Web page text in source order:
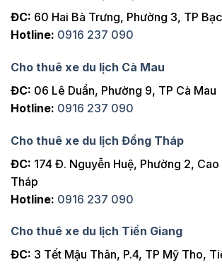
ĐC: 60 Hai Bà Trưng, Phường 3, TP
Hotline: 0916 237 090
Cho thuê xe du lịch Cà Mau
ĐC: 06 Lê Duẩn, Phường 9, TP Cà Mau
Hotline: 0916 237 090
Cho thuê xe du lịch Đồng Tháp
ĐC: 174 Đ. Nguyễn Huệ, Phường 2,
Tháp
Hotline: 0916 237 090
Cho thuê xe du lịch Tiền Giang
ĐC: 3 Tết Mậu Thân, P.4, TP Mỹ Tho,